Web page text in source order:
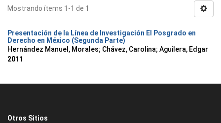
Mostrando ítems 1-1 de 1
Presentación de la Línea de Investigación El Posgrado en
Derecho en México (Segunda Parte)
Hernández Manuel, Morales; Chávez, Carolina; Aguilera, Edgar
2011
Otros Sitios